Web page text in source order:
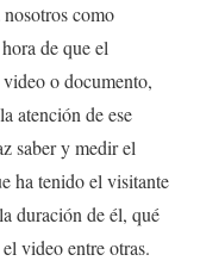
como
de que el
o documento,
atención de ese
saber y medir el
ha tenido el visitante
duración de él, qué
video entre otras.